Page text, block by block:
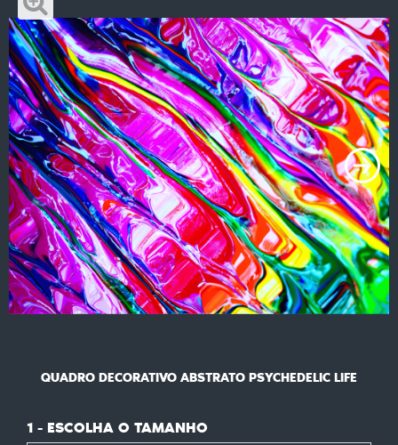
QUADRO DECORATIVO ABSTRATO PSYCHEDELIC LIFE
1 - ESCOLHA O TAMANHO